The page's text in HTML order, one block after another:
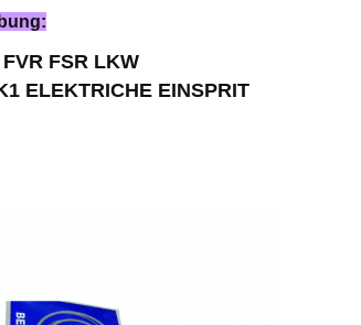
FSR LKW
ELEKTRICHE EINSPRIT